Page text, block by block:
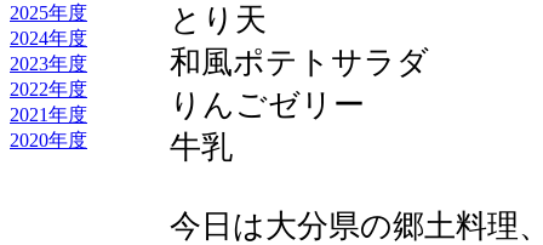
2025年度
2024年度
2023年度
2022年度
2021年度
2020年度
とり天
和風ポテトサラダ
りんごゼリー
牛乳
今日は大分県の郷土料理